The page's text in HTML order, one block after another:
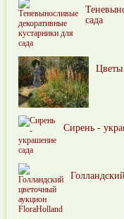
сада
Цветы
Сирень -